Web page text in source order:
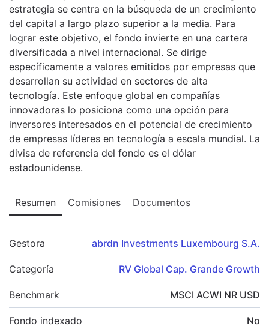
estrategia se centra en la búsqueda de un crecimiento
del capital a largo plazo superior a la media. Para
lograr este objetivo, el fondo invierte en una cartera
diversificada a nivel internacional. Se dirige
específicamente a valores emitidos por empresas que
desarrollan su actividad en sectores de alta
tecnología. Este enfoque global en compañías
innovadoras lo posiciona como una opción para
inversores interesados en el potencial de crecimiento
de empresas líderes en tecnología a escala mundial. La
divisa de referencia del fondo es el dólar
estadounidense.
Resumen Comisiones Documentos
Gestora abrdn Investments Luxembourg S.A.
Categoría RV Global Cap. Grande Growth
Benchmark MSCI ACWI NR USD
Fondo indexado No